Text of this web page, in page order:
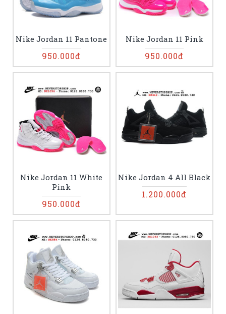
Nike Jordan 11 Pantone
950.000đ
Nike Jordan 11 Pink
950.000đ
Nike Jordan 11 White
Pink
950.000đ
Nike Jordan 4 All Black
1.200.000đ